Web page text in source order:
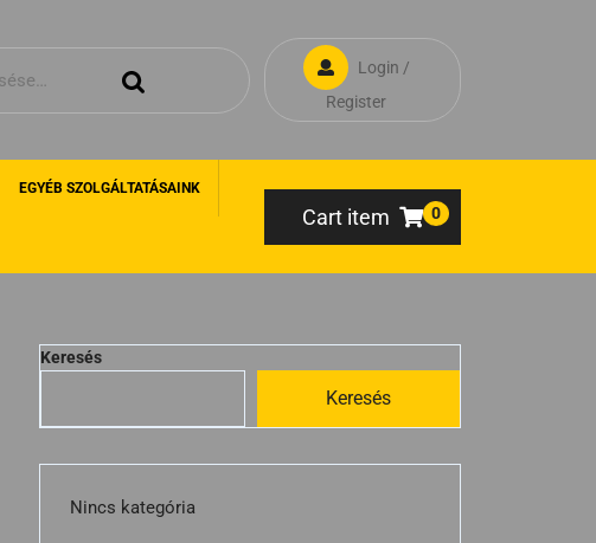
Login /
Register
EGYÉB SZOLGÁLTATÁSAINK
Cart item 0
Keresés
Keresés
Nincs kategória